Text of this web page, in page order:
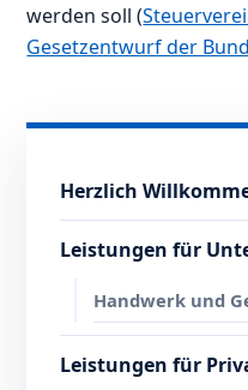
werden soll (
Gesetzentwurf der
Herzlich
Leistungen für
Handwerk und
Leistungen für